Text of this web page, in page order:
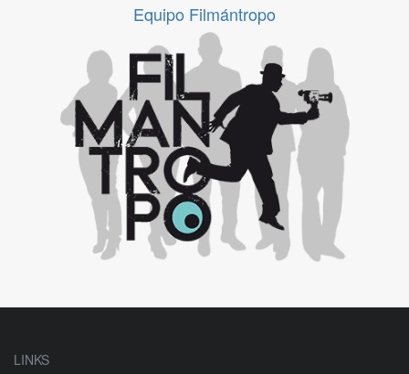
Equipo Filmántropo
Equipo Filmántropo
LINKS